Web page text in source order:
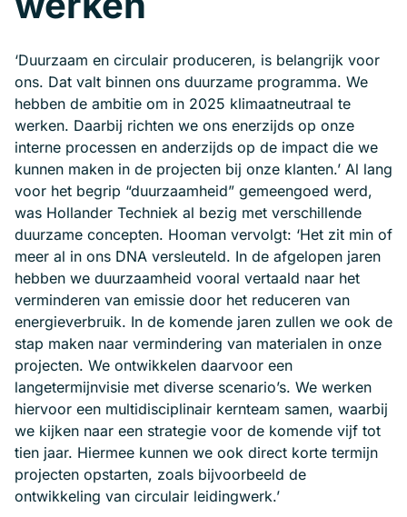
‘Duurzaam en circulair produceren, is belangrijk voor
ons. Dat valt binnen ons duurzame programma. We
hebben de ambitie om in 2025 klimaatneutraal te
werken. Daarbij richten we ons enerzijds op onze
interne processen en anderzijds op de impact die we
kunnen maken in de projecten bij onze klanten.’ Al lang
voor het begrip “duurzaamheid” gemeengoed werd,
was Hollander Techniek al bezig met verschillende
duurzame concepten. Hooman vervolgt: ‘Het zit min of
meer al in ons DNA versleuteld. In de afgelopen jaren
hebben we duurzaamheid vooral vertaald naar het
verminderen van emissie door het reduceren van
energieverbruik. In de komende jaren zullen we ook de
stap maken naar vermindering van materialen in onze
projecten. We ontwikkelen daarvoor een
langetermijnvisie met diverse scenario’s. We werken
hiervoor een multidisciplinair kernteam samen, waarbij
we kijken naar een strategie voor de komende vijf tot
tien jaar. Hiermee kunnen we ook direct korte termijn
projecten opstarten, zoals bijvoorbeeld de
ontwikkeling van circulair leidingwerk.’